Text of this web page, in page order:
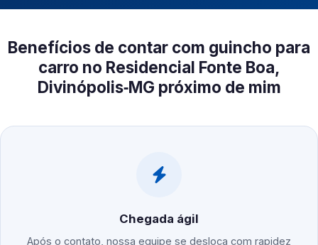
Benefícios de contar com guincho para
carro no Residencial Fonte Boa,
Divinópolis‑MG próximo de mim
Chegada ágil
Após o contato, nossa equipe se desloca com rapidez